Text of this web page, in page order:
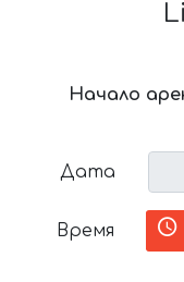
Начало
Дата
Время